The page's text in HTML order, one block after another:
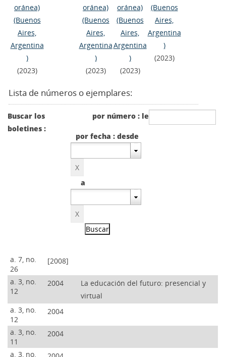
oránea)
(Buenos
Aires,
Argentina
)
(2023)
oránea)
(Buenos
Aires,
Argentina
)
(2023)
oránea)
(Buenos
Aires,
Argentina
)
(2023)
(Buenos
Aires,
Argentina
)
(2023)
Lista de números o ejemplares:
Buscar los
boletines :
por número : le
por fecha : desde
a
a. 7, no.
26
[2008]
a. 3, no.
12
2004
La educación del futuro: presencial y
virtual
a. 3, no.
12
2004
a. 3, no.
11
2004
a. 3, no.